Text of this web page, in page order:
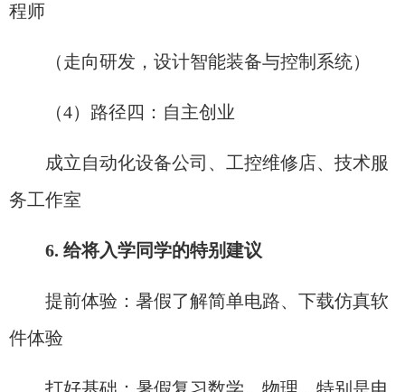
程师
（走向研发，设计智能装备与控制系统）
（4）路径四：自主创业
成立自动化设备公司、工控维修店、技术服
务工作室
6. 给将入学同学的特别建议
提前体验：暑假了解简单电路、下载仿真软
件体验